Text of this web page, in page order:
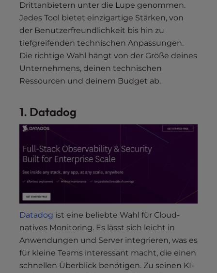
Drittanbietern unter die Lupe genommen.
Jedes Tool bietet einzigartige Stärken, von
der Benutzerfreundlichkeit bis hin zu
tiefgreifenden technischen Anpassungen.
Die richtige Wahl hängt von der Größe deines
Unternehmens, deinen technischen
Ressourcen und deinem Budget ab.
1. Datadog
Datadog ist eine beliebte Wahl für Cloud-
natives Monitoring. Es lässt sich leicht in
Anwendungen und Server integrieren, was es
für kleine Teams interessant macht, die einen
schnellen Überblick benötigen. Zu seinen KI-